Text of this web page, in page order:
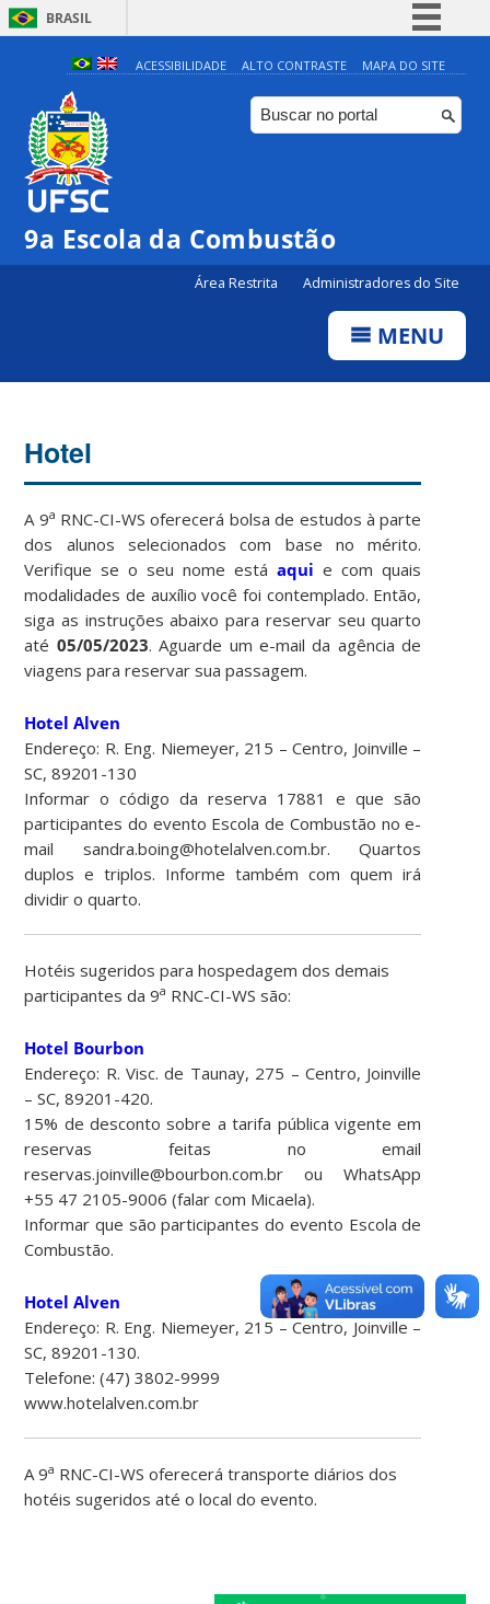
BRASIL
Simplifique!
Comunica BR
Participe
Canais
ACESSIBILIDADE ALTO CONTRASTE MAPA DO SITE
9a Escola da Combustão
Área Restrita Administradores do Site
MENU
Hotel
A 9a RNC-CI-WS oferecerá bolsa de estudos à parte
dos alunos selecionados com base no mérito.
Verifique se o seu nome estáaqui e com quais
modalidades de auxílio você foi contemplado. Então,
siga as instruções abaixo para reservar seu quarto
até 05/05/2023. Aguarde um e-mail da agência de
viagens para reservar sua passagem.
Hotel Alven
Endereço: R. Eng. Niemeyer, 215 – Centro, Joinville –
SC, 89201-130
Informar o código da reserva 17881 e que são
participantes do evento Escola de Combustão no e-
mail sandra.boing@hotelalven.com.br. Quartos
duplos e triplos. Informe também com quem irá
dividir o quarto.
Hotéis sugeridos para hospedagem dos demais
participantes da 9a RNC-CI-WS são:
Hotel Bourbon
Endereço: R. Visc. de Taunay, 275 – Centro, Joinville
– SC, 89201-420.
15% de desconto sobre a tarifa pública vigente em
reservas feitas no email
reservas.joinville@bourbon.com.br ou WhatsApp
+55 47 2105-9006 (falar com Micaela).
Informar que são participantes do evento Escola de
Combustão.
Hotel Alven
Endereço: R. Eng. Niemeyer, 215 – Centro, Joinville –
SC, 89201-130.
Telefone: (47) 3802-9999
www.hotelalven.com.br
A 9a RNC-CI-WS oferecerá transporte diários dos
hotéis sugeridos até o local do evento.